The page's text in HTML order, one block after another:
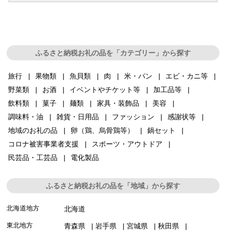
ふるさと納税お礼の品を「カテゴリー」から探す
旅行 果物類 魚貝類 肉 米・パン
エビ・カニ等
野菜類
お酒 イベントやチケット等
加工品等
飲料類
菓子 麺類 家具・装飾品
美容
調味料・油
雑貨・日用品 ファッション
感謝状等
地域のお礼の品
卵（鶏、烏骨鶏等）
鍋セット
コロナ被害事業者支援
スポーツ・アウトドア
民芸品・工芸品
電化製品
ふるさと納税お礼の品を「地域」から探す
北海道地方 北海道
東北地方 青森県 岩手県 宮城県
秋田県